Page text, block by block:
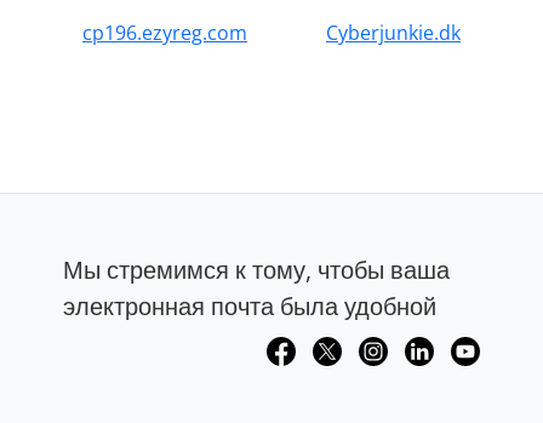
cp196.ezyreg.com
Cyberjunkie.dk
Мы стремимся к тому, чтобы ваша
электронная почта была удобной